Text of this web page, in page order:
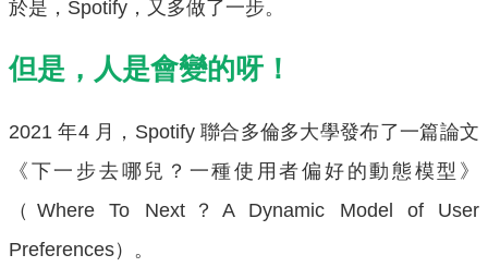
於是，Spotify，又多做了一步。
但是，人是會變的呀！
2021 年4 月，Spotify 聯合多倫多大學發布了一篇論文
《下一步去哪兒？一種使用者偏好的動態模型》
（Where To Next？A Dynamic Model of User
Preferences）。